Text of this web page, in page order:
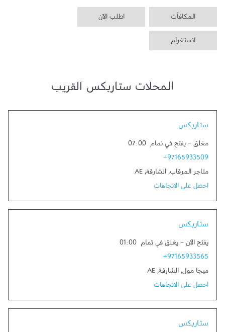
المكافآت اطلب الآن
انستغرام
المحلات ستاربكس القريب
ستاربكس
مغلق - يفتح في تمام 07:00
+97165933509
متاجر المرقاب, الشارقة,
AE
احصل على الاتجاهات
ستاربكس
يفتح الآن - يغلق في تمام 01:00
+97165933565
ميجا مول, الشارقة,
AE
احصل على الاتجاهات
ستاربكس